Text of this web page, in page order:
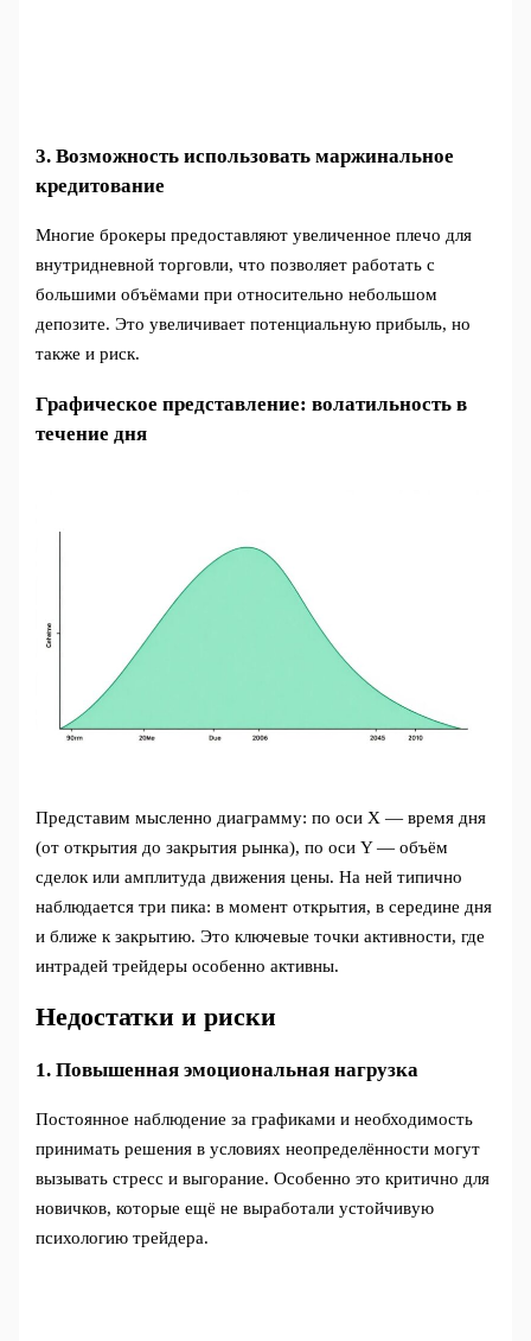
3. Возможность использовать маржинальное
кредитование
Многие брокеры предоставляют увеличенное плечо для
внутридневной торговли, что позволяет работать с
большими объёмами при относительно небольшом
депозите. Это увеличивает потенциальную прибыль, но
также и риск.
Графическое представление: волатильность в
течение дня
Представим мысленно диаграмму: по оси X — время дня
(от открытия до закрытия рынка), по оси Y — объём
сделок или амплитуда движения цены. На ней типично
наблюдается три пика: в момент открытия, в середине дня
и ближе к закрытию. Это ключевые точки активности, где
интрадей трейдеры особенно активны.
Недостатки и риски
1. Повышенная эмоциональная нагрузка
Постоянное наблюдение за графиками и необходимость
принимать решения в условиях неопределённости могут
вызывать стресс и выгорание. Особенно это критично для
новичков, которые ещё не выработали устойчивую
психологию трейдера.